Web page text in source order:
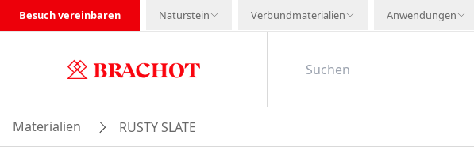
Besuch vereinbaren Naturstein Verbundmaterialien Anwendungen
Materialien RUSTY SLATE